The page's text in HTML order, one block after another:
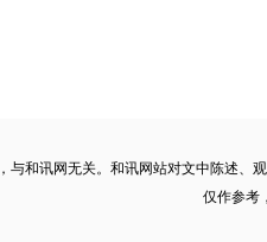
与和讯网无关。和讯网站对文中陈述
仅作参考